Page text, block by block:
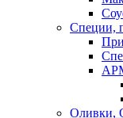
Специи,
Оливки,